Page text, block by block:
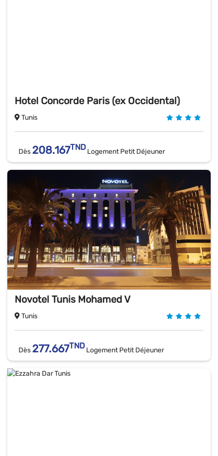
Hotel Concorde Paris (ex Occidental)
Tunis
Dès 208.167TND Logement Petit Déjeuner
Novotel Tunis Mohamed V
Tunis
Dès 277.667TND Logement Petit Déjeuner